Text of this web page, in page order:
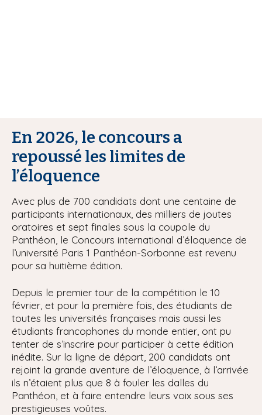
En 2026, le concours a
repoussé les limites de
l’éloquence
Avec plus de 700 candidats dont une centaine de
participants internationaux, des milliers de joutes
oratoires et sept finales sous la coupole du
Panthéon, le Concours international d’éloquence de
l’université Paris 1 Panthéon-Sorbonne est revenu
pour sa huitième édition.
Depuis le premier tour de la compétition le 10
février, et pour la première fois, des étudiants de
toutes les universités françaises mais aussi les
étudiants francophones du monde entier, ont pu
tenter de s’inscrire pour participer à cette édition
inédite. Sur la ligne de départ, 200 candidats ont
rejoint la grande aventure de l’éloquence, à l’arrivée
ils n’étaient plus que 8 à fouler les dalles du
Panthéon, et à faire entendre leurs voix sous ses
prestigieuses voûtes.